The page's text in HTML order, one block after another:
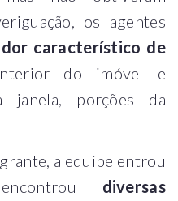
os agentes
característico de
do imóvel e
janela, porções da
a equipe entrou
diversas